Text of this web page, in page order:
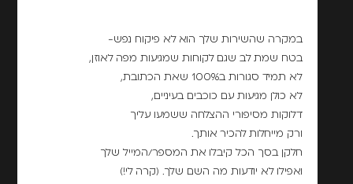
במקרה שהשירות שלך הוא לא פיקוח נפש-
בטח שמת לב שגם לקוחות שמגיעות מפה לאוזן,
לא תמיד סגורות ב100% שאת הכתובת,
לא כולן מגיעות עם כוכבים בעיניים,
דלוקות מסיפורי ההצלחה ששמעו עליך
ורק מייחלות להכיר אותך.
חלקן בסך הכל קיבלו את המספר/המייל שלך
ואפילו לא יודעות מה השם שלך. (קרה לי!)